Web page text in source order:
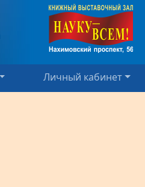
Личный кабинет